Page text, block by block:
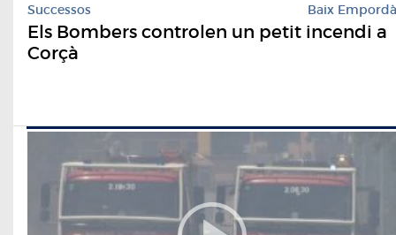
Successos Baix Empordà
Els Bombers controlen un petit incendi a
Corçà